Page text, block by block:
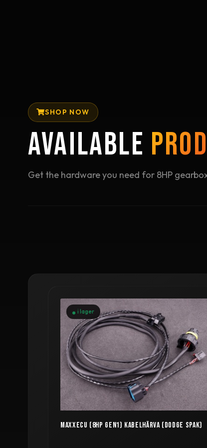
SHOP NOW
AVAILABLE
Get the hardware you need for 8HP
i lager
MAXXECU (8HP GEN1) KABELHÄRVA (DODGE SPAK)